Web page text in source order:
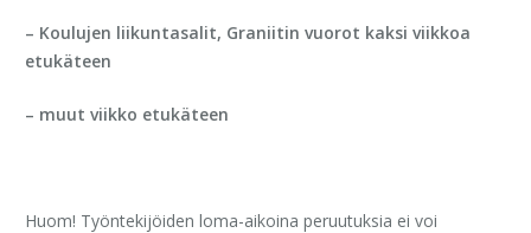
– Koulujen liikuntasalit, Graniitin vuorot kaksi viikkoa
etukäteen
– muut viikko etukäteen
Huom! Työntekijöiden loma-aikoina peruutuksia ei voi